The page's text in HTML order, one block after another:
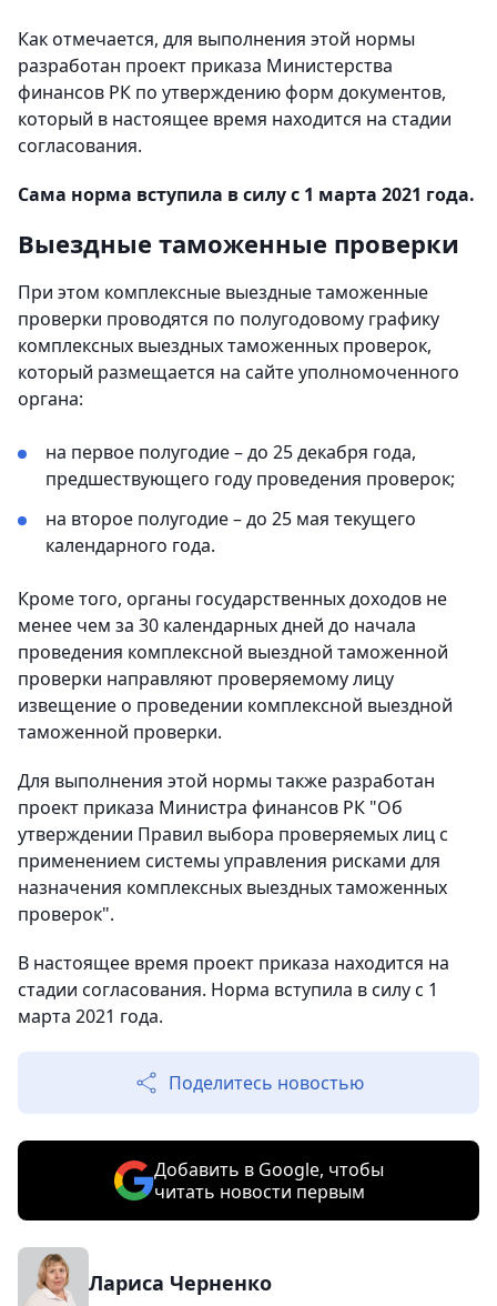
Как отмечается, для выполнения этой нормы
разработан проект приказа Министерства
финансов РК по утверждению форм документов,
который в настоящее время находится на стадии
согласования.
Сама норма вступила в силу с 1 марта 2021 года.
Выездные таможенные проверки
При этом комплексные выездные таможенные
проверки проводятся по полугодовому графику
комплексных выездных таможенных проверок,
который размещается на сайте уполномоченного
органа:
на первое полугодие – до 25 декабря года,
предшествующего году проведения проверок;
на второе полугодие – до 25 мая текущего
календарного года.
Кроме того, органы государственных доходов не
менее чем за 30 календарных дней до начала
проведения комплексной выездной таможенной
проверки направляют проверяемому лицу
извещение о проведении комплексной выездной
таможенной проверки.
Для выполнения этой нормы также разработан
проект приказа Министра финансов РК "Об
утверждении Правил выбора проверяемых лиц с
применением системы управления рисками для
назначения комплексных выездных таможенных
проверок".
В настоящее время проект приказа находится на
стадии согласования. Норма вступила в силу с 1
марта 2021 года.
Поделитесь новостью
Добавить в Google, чтобы
читать новости первым
Лариса Черненко